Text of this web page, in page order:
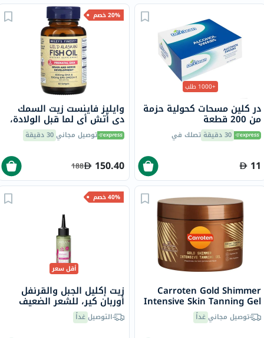
+1000 طلب
در كلين مسحات كحولية حزمة
من 200 قطعة
30 دقيقة تصلك في
11
20% خصم
وايليز فاينست زيت السمك
دي أتش أي لما قبل الولادة،
حزمة 60 توصيل مجاني30 دقيقة
150.40
188
Carroten Gold Shimmer
Intensive Skin Tanning Gel
150mlتوصيل مجانيغداً
40% خصم
أقل سعر
زيت إكليل الجبل والقرنفل
أوربان كير، للشعر الضعيف
100 ملالتوصيلغداً